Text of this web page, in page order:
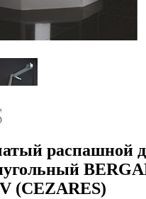
распашной
(CEZARES)